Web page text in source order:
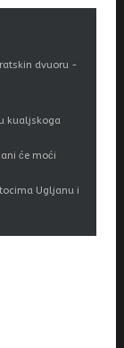
dvuoru -
kualjskoga
će moći
Ugljanu i